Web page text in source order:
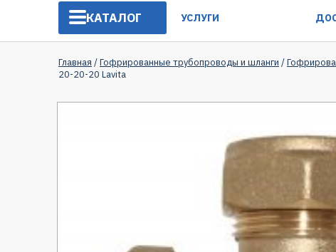
КАТАЛОГ УСЛУГИ
Главная /Гофрированные трубопроводы и шланги /
20-20-20 Lavita